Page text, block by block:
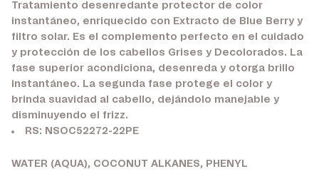
Tratamiento desenredante protector de color
instantáneo, enriquecido con Extracto de Blue Berry y
filtro solar. Es el complemento perfecto en el cuidado
y protección de los cabellos Grises y Decolorados. La
fase superior acondiciona, desenreda y otorga brillo
instantáneo. La segunda fase protege el color y
brinda suavidad al cabello, dejándolo manejable y
disminuyendo el frizz.
RS: NSOC52272-22PE
WATER (AQUA), COCONUT ALKANES, PHENYL